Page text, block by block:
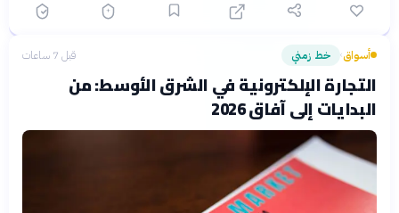
أسواق› خط زمني قبل 7 ساعات
التجارة الإلكترونية في الشرق الأوسط: من
البدايات إلى آفاق 2026